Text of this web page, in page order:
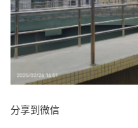
分享到微信